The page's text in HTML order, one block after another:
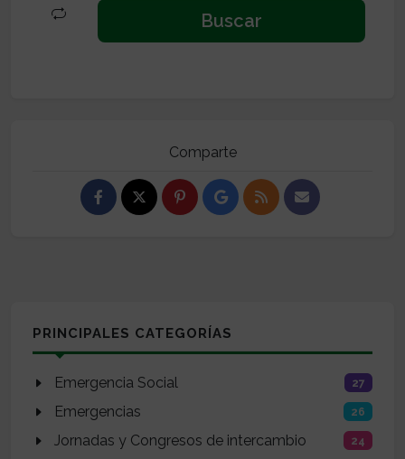
Comparte
PRINCIPALES CATEGORÍAS
Emergencia Social 27
Emergencias 26
Jornadas y Congresos de intercambio 24